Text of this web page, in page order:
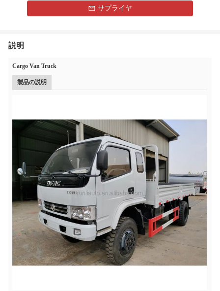
サプライヤ
説明
Cargo Van Truck
製品の説明